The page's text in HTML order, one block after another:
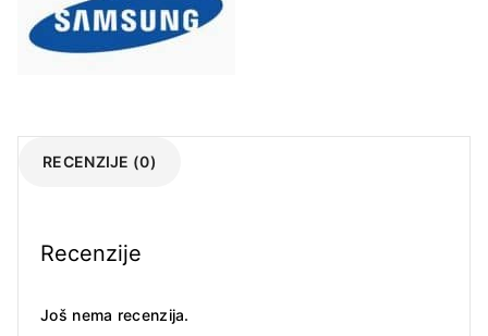
RECENZIJE (0)
Recenzije
Još nema recenzija.